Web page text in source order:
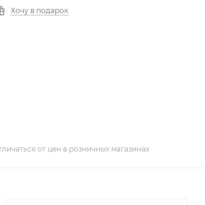
Хочу в подарок
от цен в розничных магазинах